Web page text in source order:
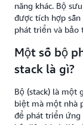
năng khác. Bộ
được tích hợp
phát triển và bảo
Một số bộ
stack là gì?
Bộ (stack) là một
biệt mà một nhà
để phát triển ứng